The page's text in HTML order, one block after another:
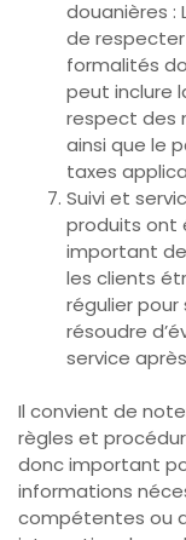
douanières :
de
formalités
peut inclure
respect des
ainsi que le
taxes
Suivi et
produits ont
important
les clients
régulier pour
résoudre
service
Il convient de
règles et
donc important
informations
compétentes ou